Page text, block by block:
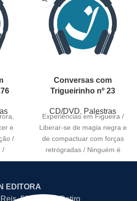
e
/
/
Conversas com
Trigueirinho nº 23
CD/DVD, Palestras
Experiências em Figueira /
Liberar-se de magia negra e
de compactuar com forças
retrógradas / Ninguém é
médico na própria
EDITORA
507 – Bom Retiro